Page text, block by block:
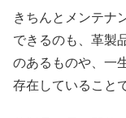
きちんとメンテナ
できるのも、革製
のあるものや、一
存在していること